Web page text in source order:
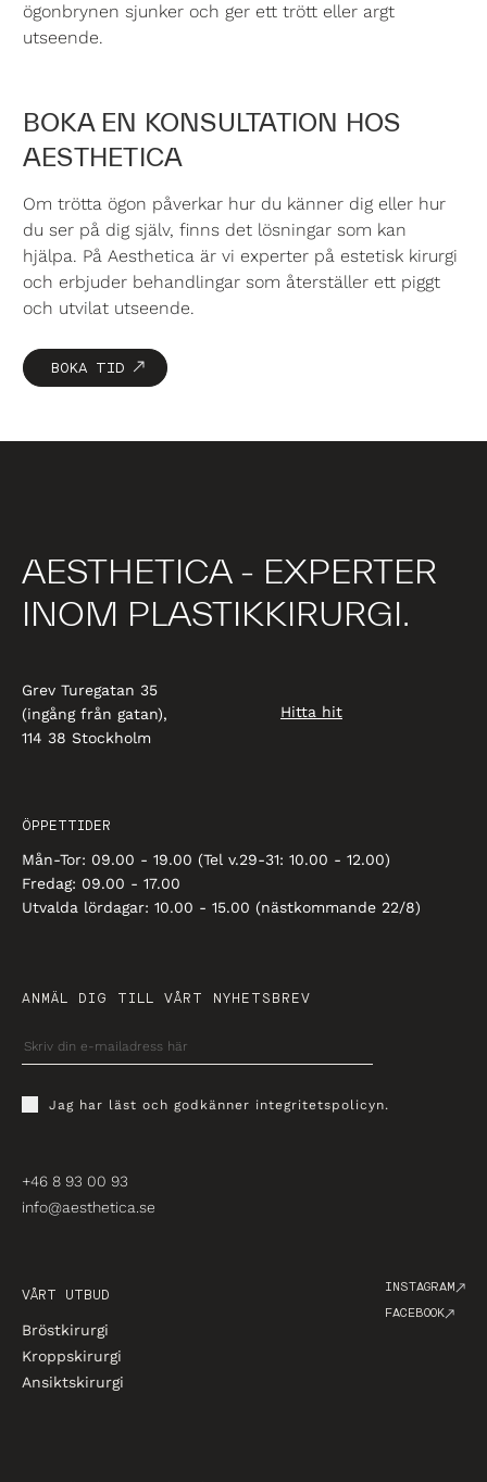
ögonbrynen sjunker och ger ett trött eller argt
utseende.
BOKA EN KONSULTATION HOS
AESTHETICA
Om trötta ögon påverkar hur du känner dig eller hur
du ser på dig själv, finns det lösningar som kan
hjälpa. På Aesthetica är vi experter på estetisk kirurgi
och erbjuder behandlingar som återställer ett piggt
och utvilat utseende.
BOKA TID
AESTHETICA - EXPERTER
INOM PLASTIKKIRURGI.
Grev Turegatan 35
(ingång från gatan),
114 38 Stockholm
Hitta hit
ÖPPETTIDER
Mån-Tor: 09.00 - 19.00 (Tel v.29-31: 10.00 - 12.00)
Fredag: 09.00 - 17.00
Utvalda lördagar: 10.00 - 15.00 (nästkommande 22/8)
ANMÄL DIG TILL VÅRT NYHETSBREV
Jag har läst och godkänner integritetspolicyn.
+46 8 93 00 93
info@aesthetica.se
VÅRT UTBUD
Bröstkirurgi
Kroppskirurgi
Ansiktskirurgi
INSTAGRAM
FACEBOOK